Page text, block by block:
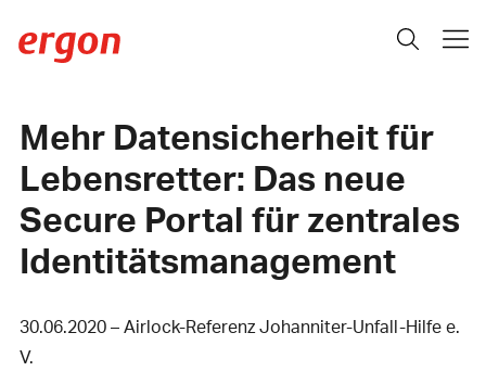
Mehr Datensicherheit für
Lebensretter: Das neue
Secure Portal für zentrales
Identitätsmanagement
30.06.2020 – Airlock-Referenz Johanniter-­Unfall-Hilfe ­e.
V.